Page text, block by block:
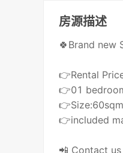
房源描述
🍀Brand new
👉Rental
👉01
👉Size:60sqm
👉included
📲 Contact